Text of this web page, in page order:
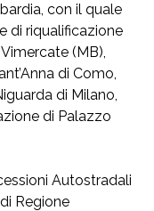
con il quale
di riqualificazione
(MB),
di Como,
di Milano,
di Palazzo
Autostradali
Regione